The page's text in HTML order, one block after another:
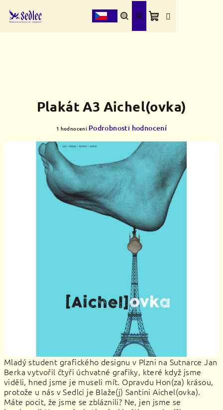
obsah
HledatPřihlášení
Mladý student grafického designu v Plzni na Sutnarce Jan
Berka vytvořil čtyři úchvatné grafiky, které když jsme
viděli, hned jsme je museli mít. Opravdu Hon(za) krásou,
protože u nás v Sedlci je Blaže(j) Santini Aichel(ovka).
Máte pocit, že jsme se zbláznili? Ne, jen jsme se
Plakát A3 Aichel(ovka)
Průměrné
produktu
je
5,0
z
5
hvězdiček.
1 hodnocení Podrobnosti hodnocení